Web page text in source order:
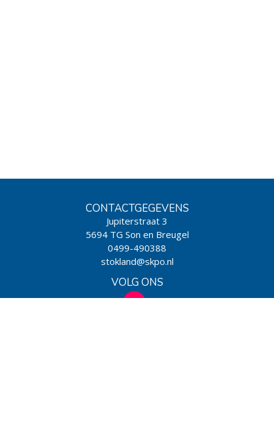
CONTACTGEGEVENS
Jupiterstraat 3
5694 TG Son en Breugel
0499-490388
stokland@skpo.nl
VOLG ONS